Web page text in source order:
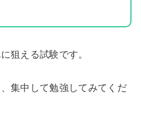
狙える試験です。
集中して勉強してみてくだ